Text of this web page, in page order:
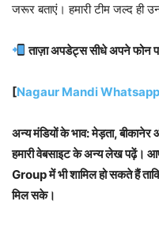
जरूर बताएं। हमारी टीम जल्द ही
ताज़ा अपडेट्स सीधे अपने फोन
[Nagaur Mandi
अन्य मंडियों के भाव: मेड़ता,
हमारी वेबसाइट के अन्य लेख पढ़ें।
Group में भी शामिल हो सकते हैं
मिल सके।